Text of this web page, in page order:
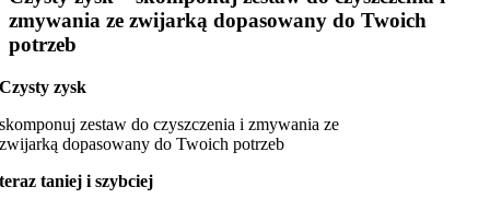
zmywania ze zwijarką dopasowany do Twoich
potrzeb
Czysty zysk
skomponuj zestaw do czyszczenia i zmywania ze
zwijarką dopasowany do Twoich potrzeb
teraz taniej i szybciej